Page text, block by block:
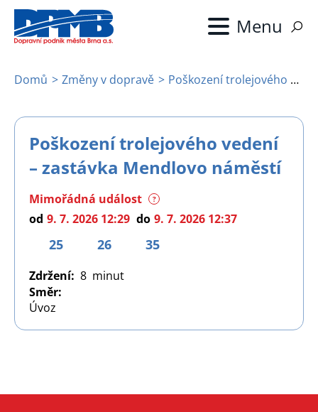
Přejít
hlavnímu
Drobečková
navigace
Domů Změny v dopravě Poškození trolejového vedení – zastávka Mendlovo náměstí
Poškození trolejového vedení
– zastávka Mendlovo náměstí
Mimořádná událost ?
od 9. 7. 2026 12:29 do 9. 7. 2026 12:37
25 26 35
Zdržení 8
Směr
Úvoz